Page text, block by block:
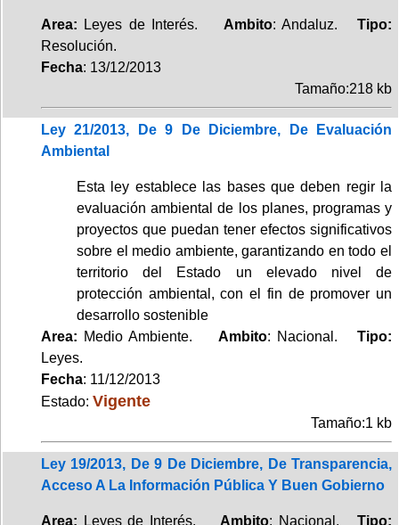
Area: Leyes de Interés. Ambito: Andaluz.Tipo:
Resolución.
Fecha: 13/12/2013
Tamaño:218 kb
Ley 21/2013, De 9 De Diciembre, De Evaluación
Ambiental
Esta ley establece las bases que deben regir la
evaluación ambiental de los planes, programas y
proyectos que puedan tener efectos significativos
sobre el medio ambiente, garantizando en todo el
territorio del Estado un elevado nivel de
protección ambiental, con el fin de promover un
desarrollo sostenible
Area: Medio Ambiente.Ambito: Nacional.Tipo:
Leyes.
Fecha: 11/12/2013
Estado: Vigente
Tamaño:1 kb
Ley 19/2013, De 9 De Diciembre, De Transparencia,
Acceso A La Información Pública Y Buen Gobierno
Area: Leyes de Interés. Ambito: Nacional.Tipo: